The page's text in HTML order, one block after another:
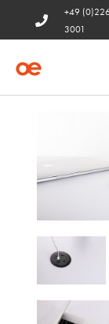
+49
3001